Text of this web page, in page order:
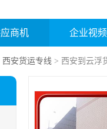
商机 企业视频
西安货运专线 > 西安到云浮